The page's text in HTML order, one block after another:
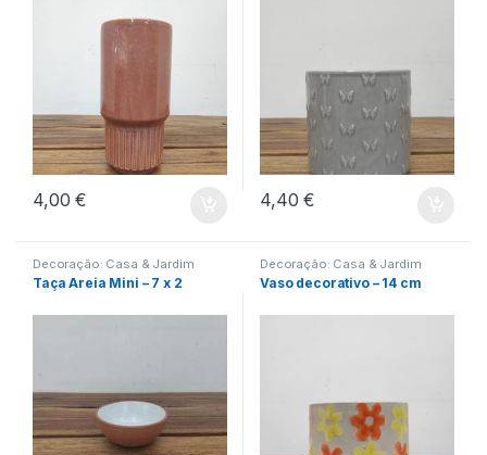
4,00€ 4,40€
Decoração: Casa & Jardim
Taça Areia Mini – 7 x 2
Decoração: Casa & Jardim
Vaso decorativo – 14 cm